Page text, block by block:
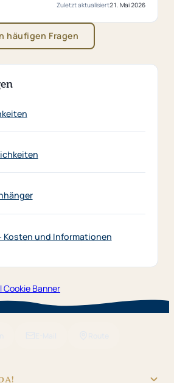
Zuletzt aktualisiert21. Mai 2026
häufigen Fragen
Kosten und Informationen
Cookie Banner